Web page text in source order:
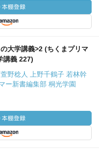
大学講義>2 (ちくまプリマ
講義 227)
野稔人 上野千鶴子 若林幹
ー新書編集部 桐光学園